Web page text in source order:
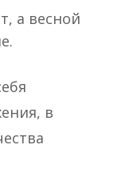
а весной
в